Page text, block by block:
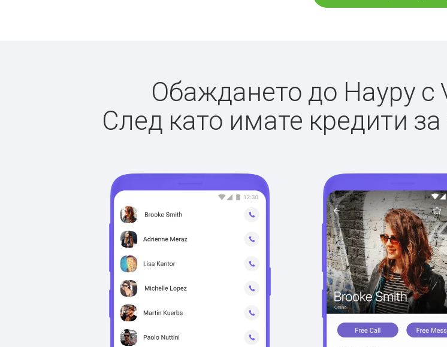
Обаждането до Науру с
След като имате кредити